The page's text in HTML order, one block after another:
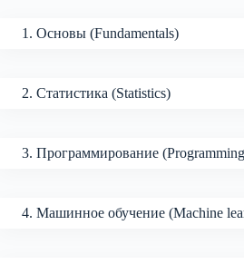
1. Основы (Fundamentals)
2. Статистика (Statistics)
3. Программирование
4. Машинное обучение (Machine